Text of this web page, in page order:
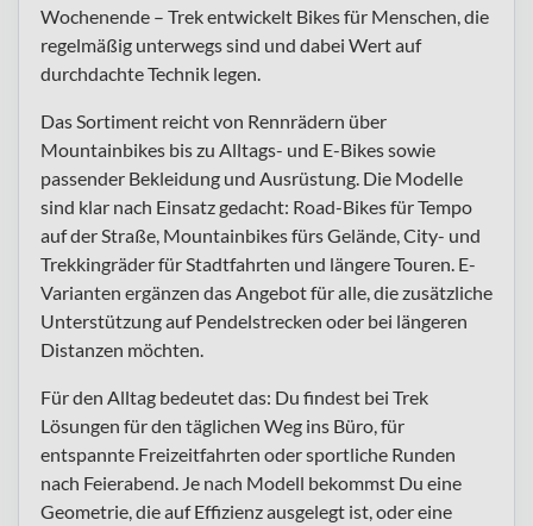
Wochenende – Trek entwickelt Bikes für Menschen, die
regelmäßig unterwegs sind und dabei Wert auf
durchdachte Technik legen.
Das Sortiment reicht von Rennrädern über
Mountainbikes bis zu Alltags- und E-Bikes sowie
passender Bekleidung und Ausrüstung. Die Modelle
sind klar nach Einsatz gedacht: Road-Bikes für Tempo
auf der Straße, Mountainbikes fürs Gelände, City- und
Trekkingräder für Stadtfahrten und längere Touren. E-
Varianten ergänzen das Angebot für alle, die zusätzliche
Unterstützung auf Pendelstrecken oder bei längeren
Distanzen möchten.
Für den Alltag bedeutet das: Du findest bei Trek
Lösungen für den täglichen Weg ins Büro, für
entspannte Freizeitfahrten oder sportliche Runden
nach Feierabend. Je nach Modell bekommst Du eine
Geometrie, die auf Effizienz ausgelegt ist, oder eine